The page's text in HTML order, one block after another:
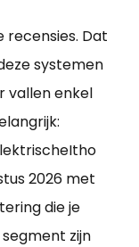
Dat
systemen
vallen enkel
2026 met
die je
zijn